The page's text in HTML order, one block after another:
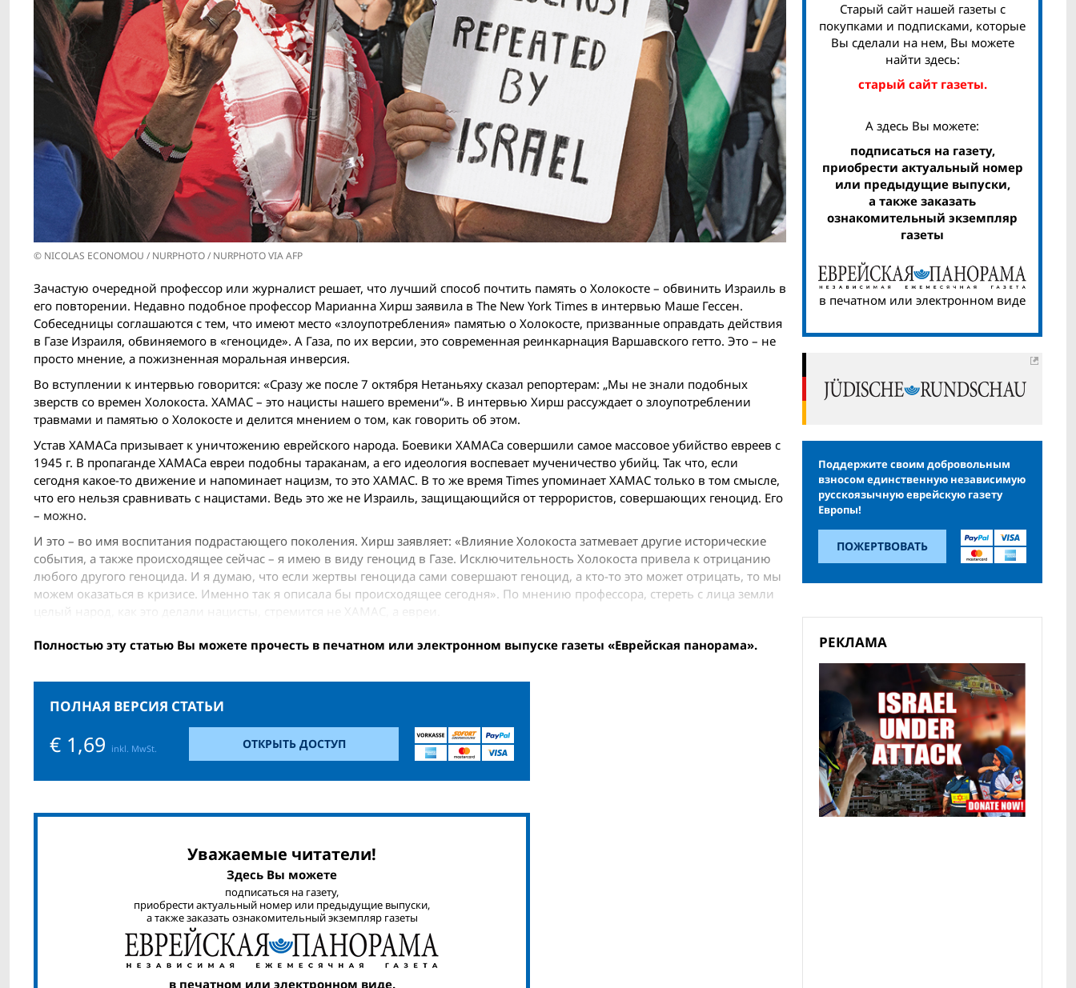
© NICOLAS ECONOMOU / NURPHOTO / NURPHOTO VIA AFP
Зачастую очередной профессор или журналист решает, что лучший способ почтить память о Холокосте – обвинить Израиль в
его повторении. Недавно подобное профессор Марианна Хирш заявила в The New York Times в интервью Маше Гессен.
Собеседницы соглашаются с тем, что имеют место «злоупотребления» памятью о Холокосте, призванные оправдать действия
в Газе Израиля, обвиняемого в «геноциде». А Газа, по их версии, это современная реинкарнация Варшавского гетто. Это – не
просто мнение, а пожизненная моральная инверсия.
Во вступлении к интервью говорится: «Сразу же после 7 октября Нетаньяху сказал репортерам: „Мы не знали подобных
зверств со времен Холокоста. ХАМАС – это нацисты нашего времени“». В интервью Хирш рассуждает о злоупотреблении
травмами и памятью о Холокосте и делится мнением о том, как говорить об этом.
Устав ХАМАСа призывает к уничтожению еврейского народа. Боевики ХАМАСа совершили самое массовое убийство евреев с
1945 г. В пропаганде ХАМАСа евреи подобны тараканам, а его идеология воспевает мученичество убийц. Так что, если
сегодня какое-то движение и напоминает нацизм, то это ХАМАС. В то же время Times упоминает ХАМАС только в том смысле,
что его нельзя сравнивать с нацистами. Ведь это же не Израиль, защищающийся от террористов, совершающих геноцид. Его
– можно.
И это – во имя воспитания подрастающего поколения. Хирш заявляет: «Влияние Холокоста затмевает другие исторические
события, а также происходящее сейчас – я имею в виду геноцид в Газе. Исключительность Холокоста привела к отрицанию
любого другого геноцида. И я думаю, что если жертвы геноцида сами совершают геноцид, а кто-то это может отрицать, то мы
можем оказаться в кризисе. Именно так я описала бы происходящее сегодня». По мнению профессора, стереть с лица земли
целый народ, как это делали нацисты, стремится не ХАМАС, а евреи.
Полностью эту статью Вы можете прочесть в печатном или электронном выпуске газеты «Еврейская панорама».
ПОЛНАЯ ВЕРСИЯ СТАТЬИ
€ 1,69 inkl. MwSt. ОТКРЫТЬ ДОСТУП
Уважаемые читатели!
Здесь Вы можете
подписаться на газету,
приобрести актуальный номер или предыдущие выпуски,
а также заказать ознакомительный экземпляр газеты
в печатном или электронном виде.
Старый сайт нашей газеты с
покупками и подписками, которые
Вы сделали на нем, Вы можете
найти здесь:
старый сайт газеты.
А здесь Вы можете:
подписаться на газету,
приобрести актуальный номер
или предыдущие выпуски,
а также заказать
ознакомительный экземпляр
газеты
в печатном или электронном виде
Поддержите своим добровольным
взносом единственную независимую
русскоязычную еврейскую газету
Европы!
ПОЖЕРТВОВАТЬ
РЕКЛАМА